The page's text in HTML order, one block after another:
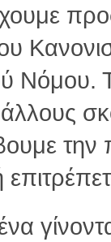
άλλους
την
ή